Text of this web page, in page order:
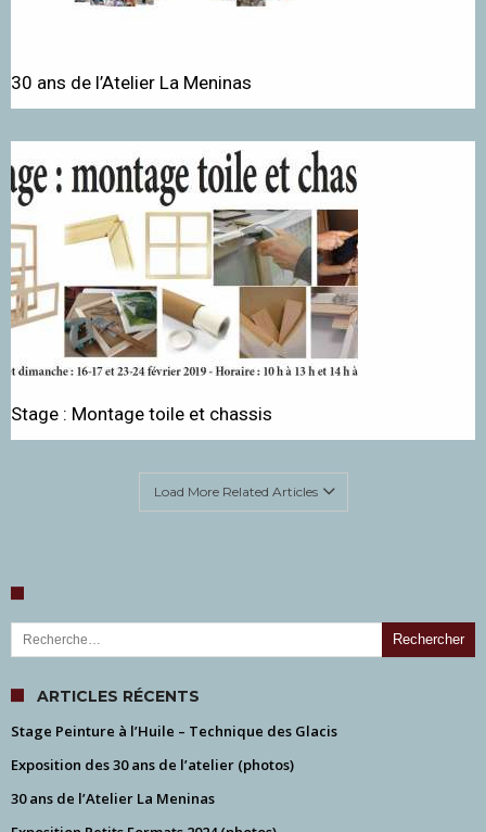
30 ans de l’Atelier La Meninas
Stage : Montage toile et chassis
Load More Related Articles
Rechercher :
ARTICLES RÉCENTS
Stage Peinture à l’Huile – Technique des Glacis
Exposition des 30 ans de l’atelier (photos)
30 ans de l’Atelier La Meninas